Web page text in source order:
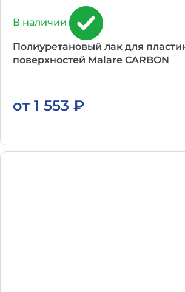
В наличии
Полиуретановый лак для
поверхностей Malare CARBON
от 1 553 ₽